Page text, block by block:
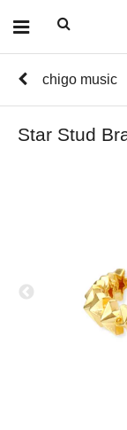
chigo music
Star Stud